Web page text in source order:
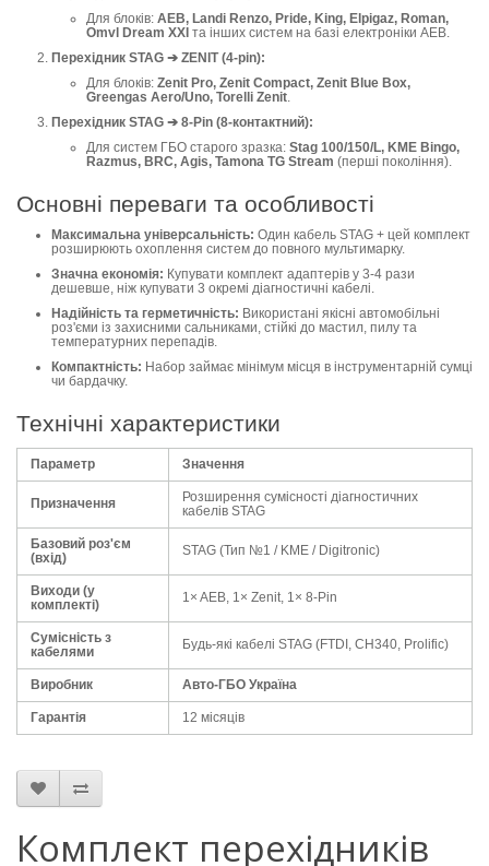
Для блоків: AEB, Landi Renzo, Pride, King, Elpigaz, Roman,
Omvl Dream XXI та інших систем на базі електроніки AEB.
Перехідник STAG ➔ ZENIT (4-pin):
Для блоків: Zenit Pro, Zenit Compact, Zenit Blue Box,
Greengas Aero/Uno, Torelli Zenit.
Перехідник STAG ➔ 8-Pin (8-контактний):
Для систем ГБО старого зразка: Stag 100/150/L, KME Bingo,
Razmus, BRC, Agis, Tamona TG Stream (перші покоління).
Основні переваги та особливості
Максимальна універсальність: Один кабель STAG + цей комплект
розширюють охоплення систем до повного мультимарку.
Значна економія: Купувати комплект адаптерів у 3-4 рази
дешевше, ніж купувати 3 окремі діагностичні кабелі.
Надійність та герметичність: Використані якісні автомобільні
роз'єми із захисними сальниками, стійкі до мастил, пилу та
температурних перепадів.
Компактність: Набор займає мінімум місця в інструментарній сумці
чи бардачку.
Технічні характеристики
Параметр Значення
Призначення
Розширення сумісності діагностичних
кабелів STAG
Базовий роз'єм
(вхід)
STAG (Тип №1 / KME / Digitronic)
Виходи (у
комплекті)
1× AEB, 1× Zenit, 1× 8-Pin
Сумісність з
кабелями
Будь-які кабелі STAG (FTDI, CH340, Prolific)
Виробник Авто-ГБО Україна
Гарантія 12 місяців
Комплект перехідників